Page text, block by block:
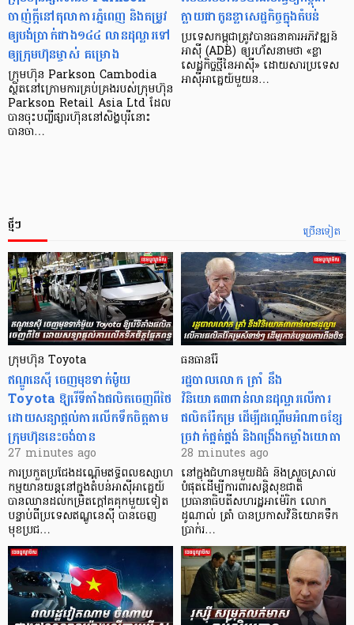
ចាញ់ក្ដីនៅតុលាការភ្នំពេញ និងតម្រូវ
ឲ្យបង់ប្រាក់ជាង១៤៤ លានដុល្លារទៅ
ឲ្យក្រុមហ៊ុនម្ចាស់ គម្រោង
ក្រុមហ៊ុន Parkson Cambodia
ស្ថិតនៅក្រោមការគ្រប់គ្រងរបស់ក្រុមហ៊ុន
Parkson Retail Asia Ltd ដែល
បានចុះបញ្ចីផ្សារហ៊ុននៅសិង្ហបុរីនោះ
បានចា…
ក្លាយ​ជា​កូន​ខ្លា​សេដ្ឋកិច្ច​ក្នុង​តំបន់
ប្រទេស​កម្ពុជា​ត្រូវ​បាន​ធនាគារ​អភិវឌ្ឍន៍​
អាស៊ី (ADB) ឲ្យ​រហ័ស​នាមថា «ខ្លា​
សេដ្ឋកិច្ច​ថ្មី​នៃ​អាស៊ី» ដោយសារ​ប្រទេស​
អាស៊ី​អាគ្នេយ៍​មួយ​ន…
ច្រើនទៀត
ថ្មីៗ
ក្រុមហ៊ុន Toyota
ឥណ្ឌូនេស៊ី ចេញមុខទាក់ម៉ូយ
Toyota ឱ្យរើទីតាំងផលិតចេញពីថៃ
ដោយសន្យាផ្តល់ការលើកទឹកចិត្តតាម
ក្រុមហ៊ុននេះចង់បាន
27 minutes ago
ការប្រកួតប្រជែងដណ្តើមឥទ្ធិពលឧស្សាហ
កម្មយានយន្តនៅក្នុងតំបន់អាស៊ីអាគ្នេយ៍
បានឈានដល់កម្រិតក្ដៅគគុកមួយទៀត
បន្ទាប់ពីប្រទេសឥណ្ឌូនេស៊ី បានចេញ
មុខប្រជ…
ធនធានរ៉ែ
​រដ្ឋបាលលោក ត្រាំ នឹង​
វិនិយោគ៣ពាន់លានដុល្លារលើការ
ផលិតរ៉ែកម្រ ដើម្បីដណ្តើមអំណាចខ្សែ
ច្រវាក់ផ្គត់ផ្គង់ និងពង្រឹងកម្លាំងយោធា
28 minutes ago
នៅក្នុងជំហានមួយដ៏ធំ និងស្រួចស្រាល់
បំផុតដើម្បីការពារសន្តិសុខជាតិ
ប្រធានាធិបតីសហរដ្ឋអាម៉េរិក លោក
ដូណាល់ ត្រាំ បានប្រកាសវិនិយោគទឹក
ប្រាក់រ…